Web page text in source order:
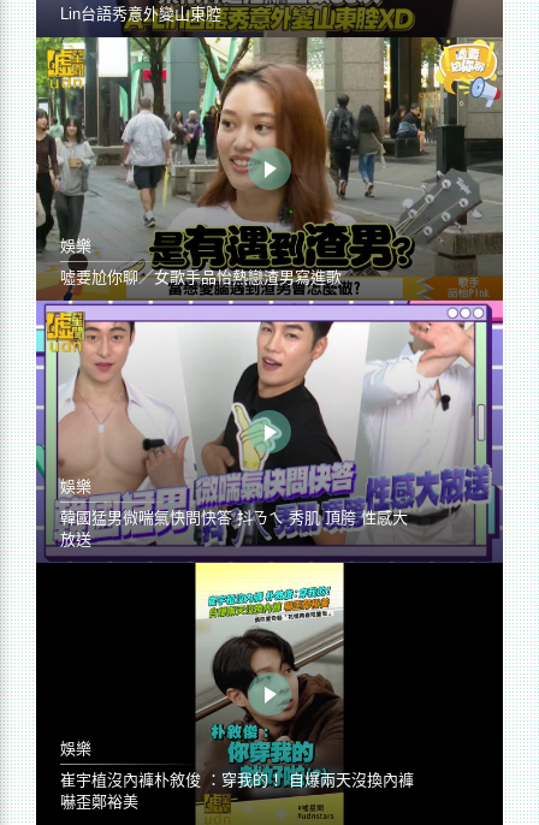
Lin台語秀意外變山東腔
娛樂
噓要尬你聊／女歌手品怡熱戀渣男寫進歌
娛樂
韓國猛男微喘氣快問快答 抖ㄋㄟ 秀肌 頂胯 性感大
放送
娛樂
崔宇植沒內褲朴敘俊 ：穿我的！ 自爆兩天沒換內褲
嚇歪鄭裕美